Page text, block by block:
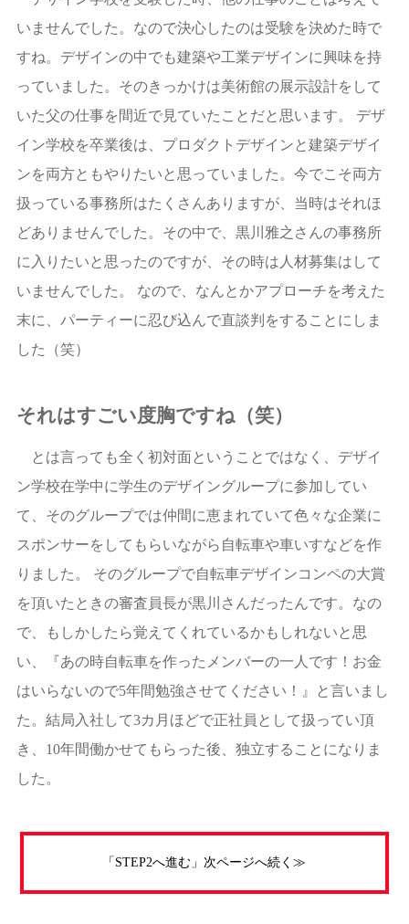
いませんでした。なので決心したのは受験を決めた時で
すね。デザインの中でも建築や工業デザインに興味を持
っていました。そのきっかけは美術館の展示設計をして
いた父の仕事を間近で見ていたことだと思います。 デザ
イン学校を卒業後は、プロダクトデザインと建築デザイ
ンを両方ともやりたいと思っていました。今でこそ両方
扱っている事務所はたくさんありますが、当時はそれほ
どありませんでした。その中で、黒川雅之さんの事務所
に入りたいと思ったのですが、その時は人材募集はして
いませんでした。 なので、なんとかアプローチを考えた
末に、パーティーに忍び込んで直談判をすることにしま
した（笑）
それはすごい度胸ですね（笑）
とは言っても全く初対面ということではなく、デザイ
ン学校在学中に学生のデザイングループに参加してい
て、そのグループでは仲間に恵まれていて色々な企業に
スポンサーをしてもらいながら自転車や車いすなどを作
りました。 そのグループで自転車デザインコンペの大賞
を頂いたときの審査員長が黒川さんだったんです。なの
で、もしかしたら覚えてくれているかもしれないと思
い、『あの時自転車を作ったメンバーの一人です！お金
はいらないので5年間勉強させてください！』と言いまし
た。結局入社して3カ月ほどで正社員として扱ってい頂
き、10年間働かせてもらった後、独立することになりま
した。
「STEP2へ進む」次ページへ続く≫